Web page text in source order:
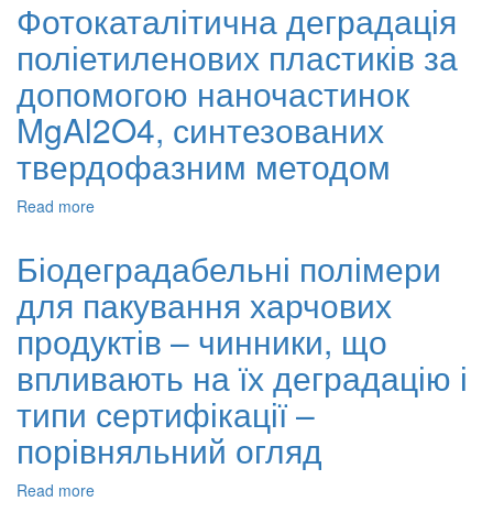
в
гнучких
пінополіуретанових
композитів
на
основі
пальмової
Фотокаталітична деградація
поліетиленових пластиків за
допомогою наночастинок
MgAl2O4, синтезованих
твердофазним методом
Read more
поліетиленових
пластиків
за
допомогою
наночастинок
MgAl2O4,
синтезованих
твердофазним
методом
Біодеградабельні полімери
для пакування харчових
продуктів – чинники, що
впливають на їх деградацію і
типи сертифікації –
порівняльний огляд
Read more